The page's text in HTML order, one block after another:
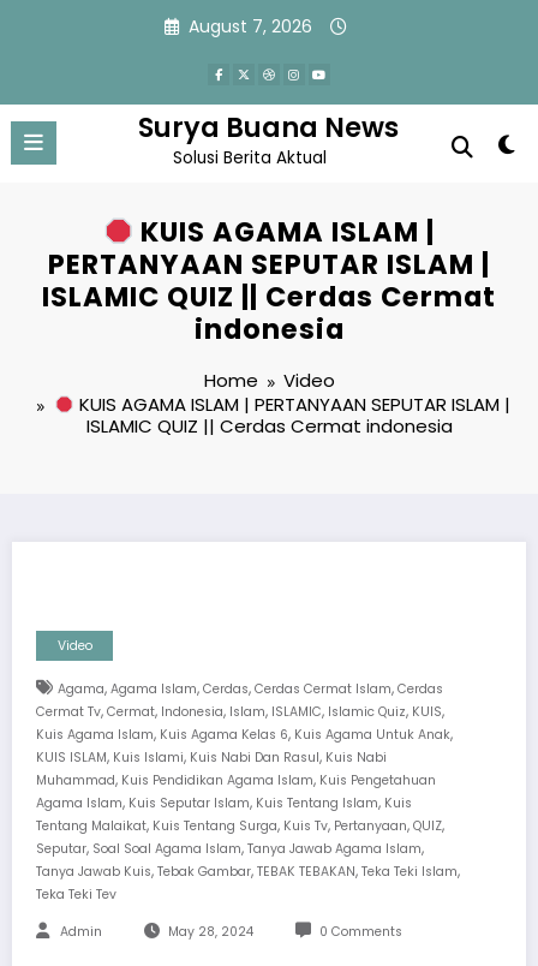
August 7, 2026
Surya Buana News
Solusi Berita Aktual
KUIS AGAMA ISLAM |
PERTANYAAN SEPUTAR ISLAM |
ISLAMIC QUIZ || Cerdas Cermat
indonesia
Home
Video
KUIS AGAMA ISLAM | PERTANYAAN SEPUTAR ISLAM |
ISLAMIC QUIZ || Cerdas Cermat indonesia
Video
Agama, Agama Islam, Cerdas, Cerdas Cermat Islam, Cerdas
Cermat Tv, Cermat, Indonesia, Islam, ISLAMIC, Islamic Quiz, KUIS,
Kuis Agama Islam, Kuis Agama Kelas 6, Kuis Agama Untuk Anak,
KUIS ISLAM, Kuis Islami, Kuis Nabi Dan Rasul, Kuis Nabi
Muhammad, Kuis Pendidikan Agama Islam, Kuis Pengetahuan
Agama Islam, Kuis Seputar Islam, Kuis Tentang Islam, Kuis
Tentang Malaikat, Kuis Tentang Surga, Kuis Tv, Pertanyaan, QUIZ,
Seputar, Soal Soal Agama Islam, Tanya Jawab Agama Islam,
Tanya Jawab Kuis, Tebak Gambar, TEBAK TEBAKAN, Teka Teki Islam,
Teka Teki Tev
Admin May 28, 2024 0 Comments